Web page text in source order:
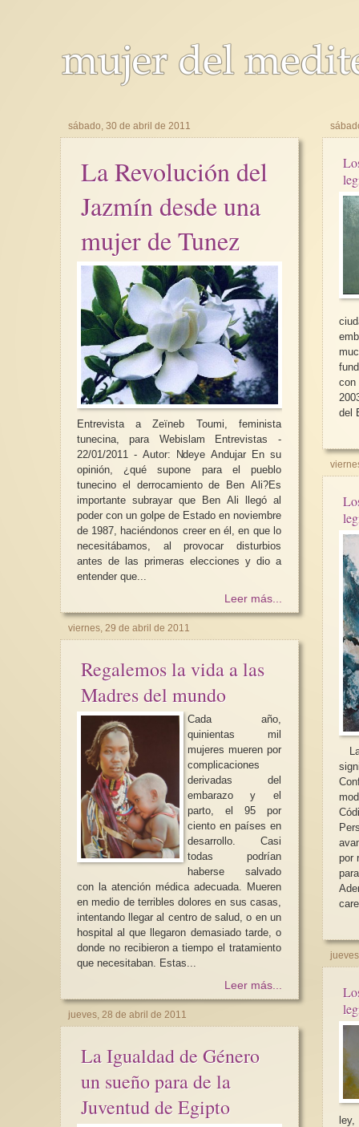
sábado, 30 de abril de 2011
La Revolución del
Jazmín desde una
mujer de Tunez
Entrevista a Zeïneb Toumi, feminista
tunecina, para Webislam Entrevistas -
22/01/2011 - Autor: Ndeye Andujar En su
opinión, ¿qué supone para el pueblo
tunecino el derrocamiento de Ben Ali?Es
importante subrayar que Ben Ali llegó al
poder con un golpe de Estado en noviembre
de 1987, haciéndonos creer en él, en que lo
necesitábamos, al provocar disturbios
antes de las primeras elecciones y dio a
entender que...
Leer más...
viernes, 29 de abril de 2011
Regalemos la vida a las
Madres del mundo
Cada año,
quinientas mil
mujeres mueren por
complicaciones
derivadas del
embarazo y el
parto, el 95 por
ciento en países en
desarrollo. Casi
todas podrían
haberse salvado
con la atención médica adecuada. Mueren
en medio de terribles dolores en sus casas,
intentando llegar al centro de salud, o en un
hospital al que llegaron demasiado tarde, o
donde no recibieron a tiempo el tratamiento
que necesitaban. Estas...
Leer más...
jueves, 28 de abril de 2011
La Igualdad de Género
un sueño para de la
Juventud de Egipto
con
del
por
ley,
Conferencia
igualdad de género,
Lagarde